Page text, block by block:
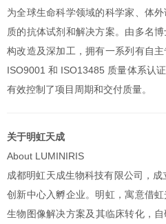
为全球生命科学领域的科学家、体
质的抗体试剂和解决方案。由多名
构改造及深加工，拥有一系列有自
ISO9001 和 ISO13485 质量体系认
有效控制了项目周期和交付质量。
关于明虹天成
About LUMINIRIS
成都明虹天成生物科技有限公司，
创新中心入孵企业。明虹，寓意借
生物图像解决方案及其临床转化，